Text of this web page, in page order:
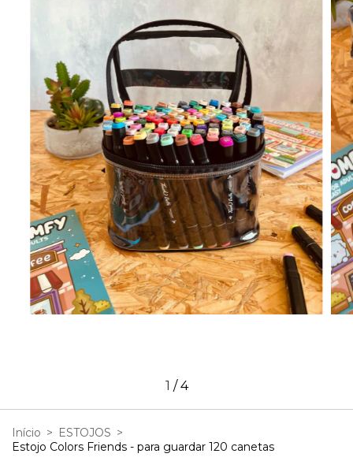
1 /4
Início > ESTOJOS >
Estojo Colors Friends - para guardar 120 canetas